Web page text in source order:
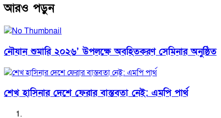
আরও পড়ুন
নৌযান শুমারি ২০২৬’ উপলক্ষে অবহিতকরণ সেমিনার অনুষ্ঠিত
শেখ হাসিনার দেশে ফেরার বাস্তবতা নেই: এমপি পার্থ